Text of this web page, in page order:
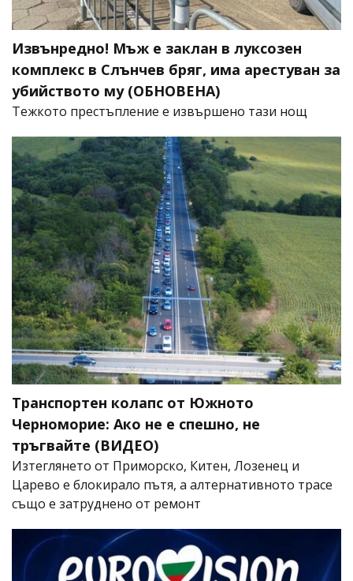
Извънредно! Мъж е заклан в луксозен
комплекс в Слънчев бряг, има арестуван за
убийството му (ОБНОВЕНА)
​Тежкото престъпление е извършено тази нощ
Транспортен колапс от Южното
Черноморие: Ако не е спешно, не
тръгвайте (ВИДЕО)
Изтеглянето от Приморско, Китен, Лозенец и
Царево е блокирало пътя, а алтернативното трасе
също е затруднено от ремонт